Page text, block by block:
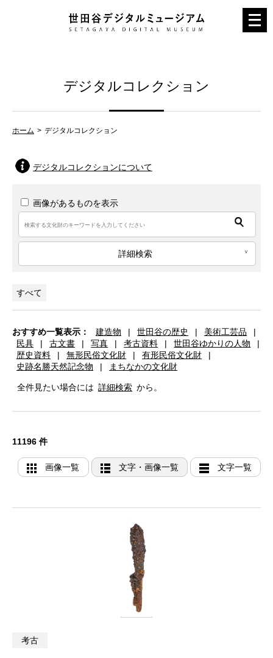
メ
ニ
デジタルコレクション
ホーム デジタルコレクション
デジタルコレクションについて
画像があるものを表示
詳細検索
すべて
おすすめ一覧表示： 建造物 | 世田谷の歴史 | 美術工芸品
|
民具
| 古文書 | 写真 | 考古資料 | 世田谷ゆかりの人物
|
歴史資料
| 無形民俗文化財 | 有形民俗文化財
|
史跡名勝天然記念物
| まちなかの文化財
全件見たい場合には 詳細検索 から。
11196 件
画像一覧 文字・画像一覧 文字一覧
考古